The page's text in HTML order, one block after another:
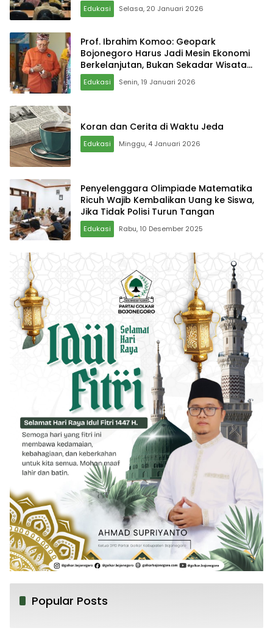
Edukasi Selasa, 20 Januari 2026
Prof. Ibrahim Komoo: Geopark
Bojonegoro Harus Jadi Mesin Ekonomi
Berkelanjutan, Bukan Sekadar Wisata
Geologi
Edukasi Senin, 19 Januari 2026
Koran dan Cerita di Waktu Jeda
Edukasi Minggu, 4 Januari 2026
Penyelenggara Olimpiade Matematika
Ricuh Wajib Kembalikan Uang ke Siswa,
Jika Tidak Polisi Turun Tangan
Edukasi Rabu, 10 Desember 2025
Popular Posts